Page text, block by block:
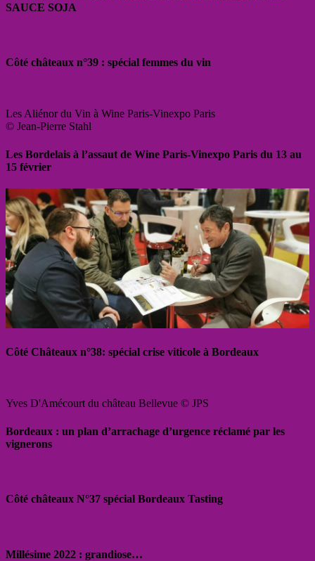
SAUCE SOJA
Côté châteaux n°39 : spécial femmes du vin
Les Aliénor du Vin à Wine Paris-Vinexpo Paris
© Jean-Pierre Stahl
Les Bordelais à l’assaut de Wine Paris-Vinexpo Paris du 13 au
15 février
Côté Châteaux n°38: spécial crise viticole à Bordeaux
Yves D'Amécourt du château Bellevue © JPS
Bordeaux : un plan d’arrachage d’urgence réclamé par les
vignerons
Côté châteaux N°37 spécial Bordeaux Tasting
Millésime 2022 : grandiose…